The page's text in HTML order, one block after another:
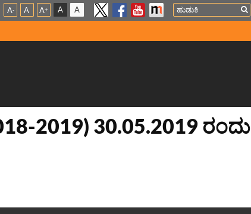
A- A A+ A A Search
2019) 30.05.2019 ರಂದು